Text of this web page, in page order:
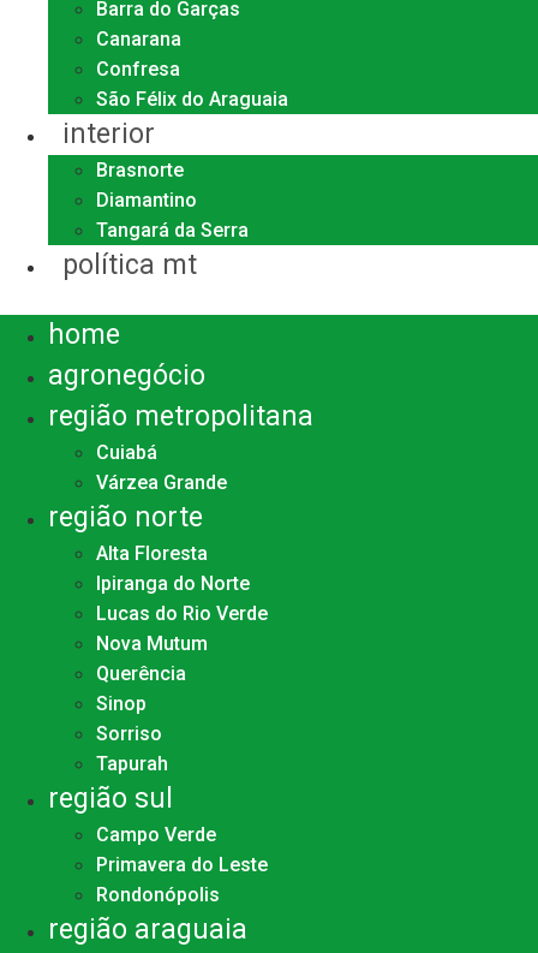
Barra do Garças
Canarana
Confresa
São Félix do Araguaia
interior
Brasnorte
Diamantino
Tangará da Serra
política mt
home
agronegócio
região metropolitana
Cuiabá
Várzea Grande
região norte
Alta Floresta
Ipiranga do Norte
Lucas do Rio Verde
Nova Mutum
Querência
Sinop
Sorriso
Tapurah
região sul
Campo Verde
Primavera do Leste
Rondonópolis
região araguaia